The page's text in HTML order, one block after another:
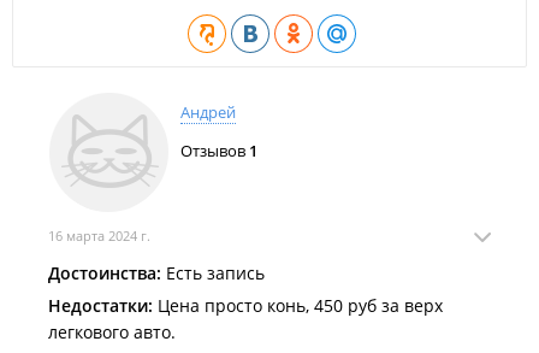
Андрей
Отзывов 1
16 марта 2024 г.
Достоинства: Есть запись
Недостатки: Цена просто конь, 450 руб за верх
легкового авто.